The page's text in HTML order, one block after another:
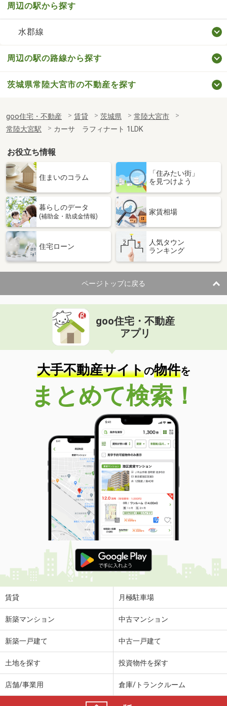
周辺の駅から探す
水郡線
周辺の駅の路線から探す
茨城県常陸大宮市の不動産を探す
goo住宅・不動産 賃貸 茨城県
常陸大宮市
常陸大宮駅
カーサ ラフィナート 1LDK
お役立ち情報
住まいのコラム
「住みたい街」
を見つけよう
暮らしのデータ
(補助金・助成金情報)
家賃相場
住宅ローン
人気タウン
ランキング
ページトップに戻る
goo住宅・不動産
アプリ
大手不動産サイトの物件を
まとめて検索！
賃貸 月極駐車場
新築マンション 中古マンション
新築一戸建て 中古一戸建て
土地を探す 投資物件を探す
店舗/事業用 倉庫/トランクルーム